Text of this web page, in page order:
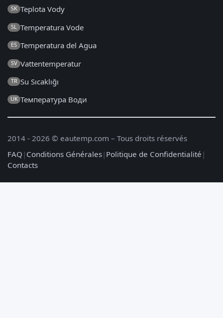
SK Teplota Vody
SL Temperatura Vode
ES Temperatura del Agua
SV Vattentemperatur
TR Su Sıcaklığı
UK Температура Води
2014 - 2026 © eautemp.com – Tous droits réservés
FAQ | Conditions Générales| Politique de Confidentialité |
Contacts